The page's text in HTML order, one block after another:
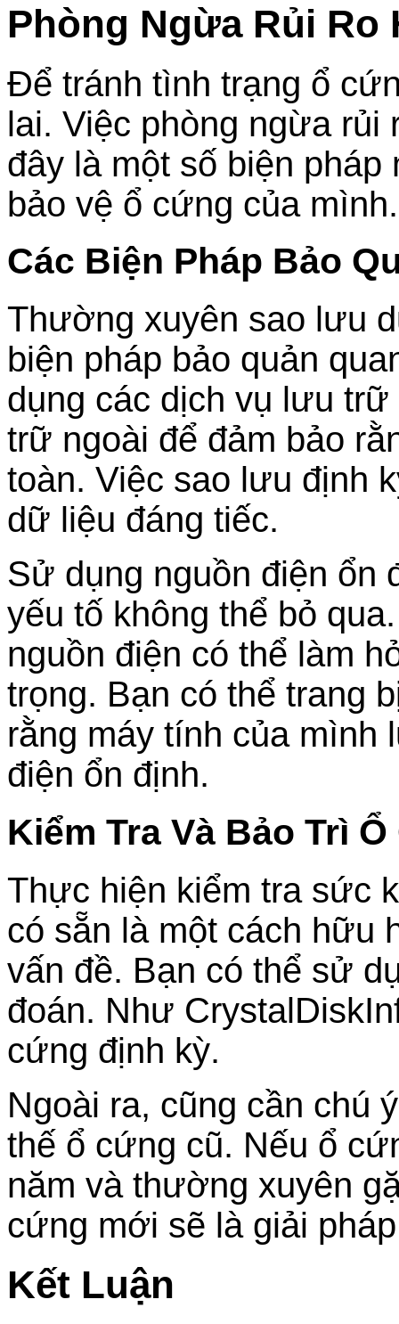
Phòng Ngừa Rủi Ro
Để tránh tình trạng ổ
lai. Việc phòng ngừa
đây là một số biện
bảo vệ ổ cứng của mình.
Các Biện Pháp Bảo
Thường xuyên sao lưu
biện pháp bảo quản
dụng các dịch vụ lưu
trữ ngoài để đảm bảo
toàn. Việc sao lưu định
dữ liệu đáng tiếc.
Sử dụng nguồn điện ổn
yếu tố không thể bỏ
nguồn điện có thể làm
trọng. Bạn có thể trang
rằng máy tính của mình
điện ổn định.
Kiểm Tra Và Bảo Trì
Thực hiện kiểm tra sức
có sẵn là một cách hữu
vấn đề. Bạn có thể sử
đoán. Như
cứng định kỳ.
Ngoài ra, cũng cần chú
thế ổ cứng cũ. Nếu ổ
năm và thường xuyên
cứng mới sẽ là giải
Kết Luận